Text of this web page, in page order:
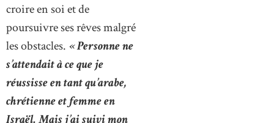
croire en soi et de
poursuivre ses rêves malgré
les obstacles. « Personne ne
s’attendait à ce que je
réussisse en tant qu’arabe,
chrétienne et femme en
Israël. Mais j’ai suivi mon